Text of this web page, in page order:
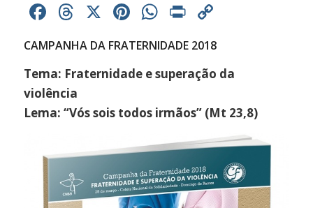
Facebook
Threads
X Pinterest
WhatsApp
Print
Link
CAMPANHA DA FRATERNIDADE 2018
Tema: Fraternidade e superação da
violência
Lema: “Vós sois todos irmãos” (Mt 23,8)